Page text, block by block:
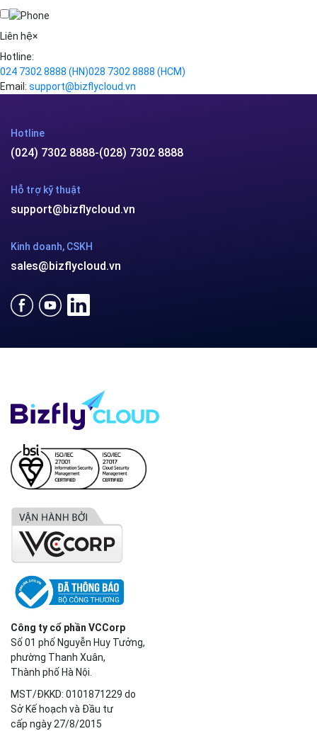
Videos
Liên hệ×
Hotline:
024 7302 8888 (HN)028 7302 8888 (HCM)
Email: support@bizflycloud.vn
Hotline
(024) 7302 8888-(028) 7302 8888
Hỗ trợ kỹ thuật
support@bizflycloud.vn
Kinh doanh, CSKH
sales@bizflycloud.vn
Công ty cổ phần VCCorp
Số 01 phố Nguyễn Huy Tưởng,
phường Thanh Xuân,
Thành phố Hà Nội.
MST/ĐKKD: 0101871229 do
Sở Kế hoạch và Đầu tư
cấp ngày 27/8/2015